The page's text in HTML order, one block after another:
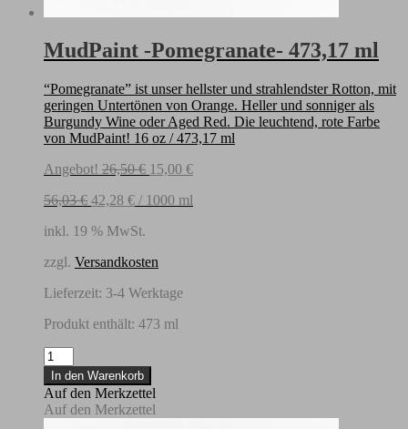
MudPaint -Pomegranate- 473,17 ml
“Pomegranate” ist unser hellster und strahlendster Rotton, mit
geringen Untertönen von Orange. Heller und sonniger als
Burgundy Wine oder Aged Red. Die leuchtend, rote Farbe
von MudPaint! 16 oz / 473,17 ml
Angebot! 26,50€ Ursprünglicher
war:
15,00 €Aktueller
ist:
56,03€ 42,28 € / 1000 ml
inkl. 19 % MwSt.
zzgl. Versandkosten
Lieferzeit: 3-4 Werktage
Produkt enthält: 473 ml
MudPaint
-
Pomegranate-
473,17
ml
In den Warenkorb
Auf den Merkzettel
Auf den Merkzettel